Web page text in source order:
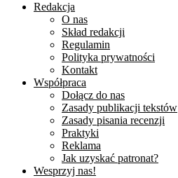
Redakcja
O nas
Skład redakcji
Regulamin
Polityka prywatności
Kontakt
Współpraca
Dołącz do nas
Zasady publikacji tekstów
Zasady pisania recenzji
Praktyki
Reklama
Jak uzyskać patronat?
Wesprzyj nas!